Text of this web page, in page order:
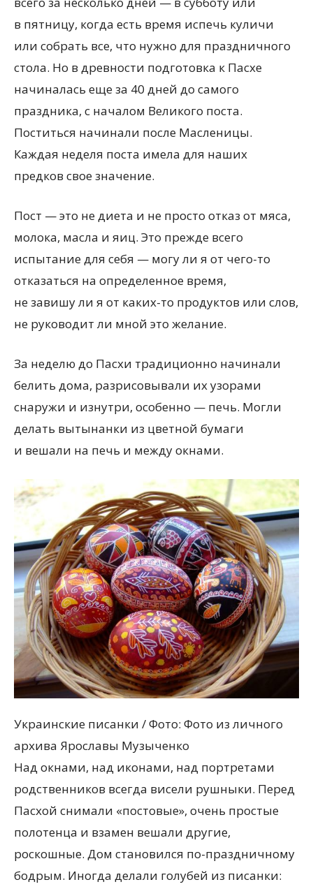
в пятницу, когда есть время испечь куличи
или собрать все, что нужно для праздничного
стола. Но в древности подготовка к Пасхе
начиналась еще за 40 дней до самого
праздника, с началом Великого поста.
Поститься начинали после Масленицы.
Каждая неделя поста имела для наших
предков свое значение.
Пост — это не диета и не просто отказ от мяса,
молока, масла и яиц. Это прежде всего
испытание для себя — могу ли я от чего-то
отказаться на определенное время,
не завишу ли я от каких-то продуктов или слов,
не руководит ли мной это желание.
За неделю до Пасхи традиционно начинали
белить дома, разрисовывали их узорами
снаружи и изнутри, особенно — печь. Могли
делать вытынанки из цветной бумаги
и вешали на печь и между окнами.
Украинские писанки / Фото: Фото из личного
архива Ярославы Музыченко
Над окнами, над иконами, над портретами
родственников всегда висели рушныки. Перед
Пасхой снимали «постовые», очень простые
полотенца и взамен вешали другие,
роскошные. Дом становился по-праздничному
бодрым. Иногда делали голубей из писанки: